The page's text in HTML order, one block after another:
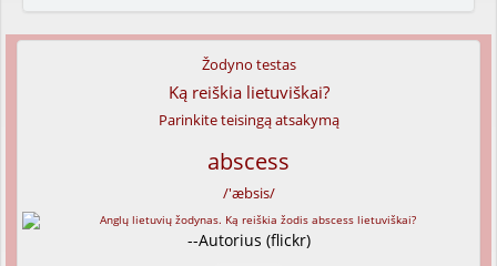
Žodyno testas
Ką reiškia lietuviškai?
Parinkite teisingą atsakymą
abscess
/'æbsis/
--Autorius (flickr)